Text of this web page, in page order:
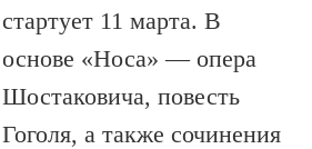
стартует 11 марта. В
основе «Носа» — опера
Шостаковича, повесть
Гоголя, а также сочинения